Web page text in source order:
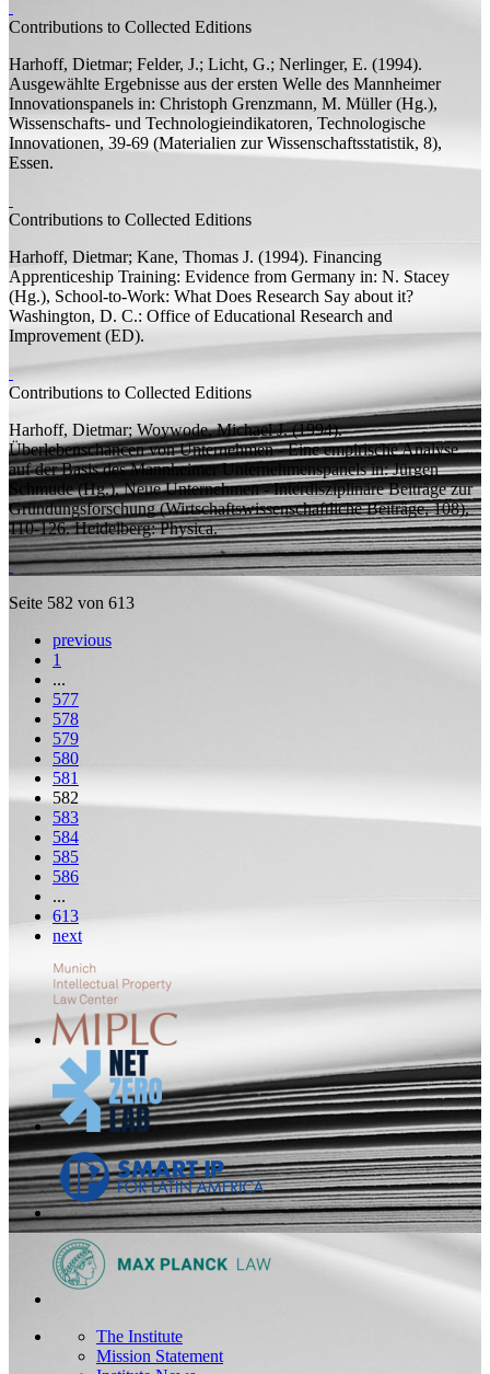
Contributions to Collected Editions
Harhoff, Dietmar; Felder, J.; Licht, G.; Nerlinger, E. (1994).
Ausgewählte Ergebnisse aus der ersten Welle des Mannheimer
Innovationspanels in: Christoph Grenzmann, M. Müller (Hg.),
Wissenschafts- und Technologieindikatoren, Technologische
Innovationen, 39-69 (Materialien zur Wissenschaftsstatistik, 8),
Essen.
Contributions to Collected Editions
Harhoff, Dietmar; Kane, Thomas J. (1994). Financing
Apprenticeship Training: Evidence from Germany in: N. Stacey
(Hg.), School-to-Work: What Does Research Say about it?
Washington, D. C.: Office of Educational Research and
Improvement (ED).
Contributions to Collected Editions
Harhoff, Dietmar; Woywode, Michael J.(1994).
Überlebenschancen von Unternehmen - Eine empirische Analyse
auf der Basis des Mannheimer Unternehmenspanelsin: Jürgen
Schmude (Hg.),Neue Unternehmen - Interdisziplinäre Beiträge zur
Gründungsforschung(Wirtschaftswissenschaftliche Beiträge, 108),
110-126. Heidelberg: Physica.
Seite 582 von 613
previous
1
...
577
578
579
580
581
582
583
584
585
586
...
613
next
The Institute
Mission Statement